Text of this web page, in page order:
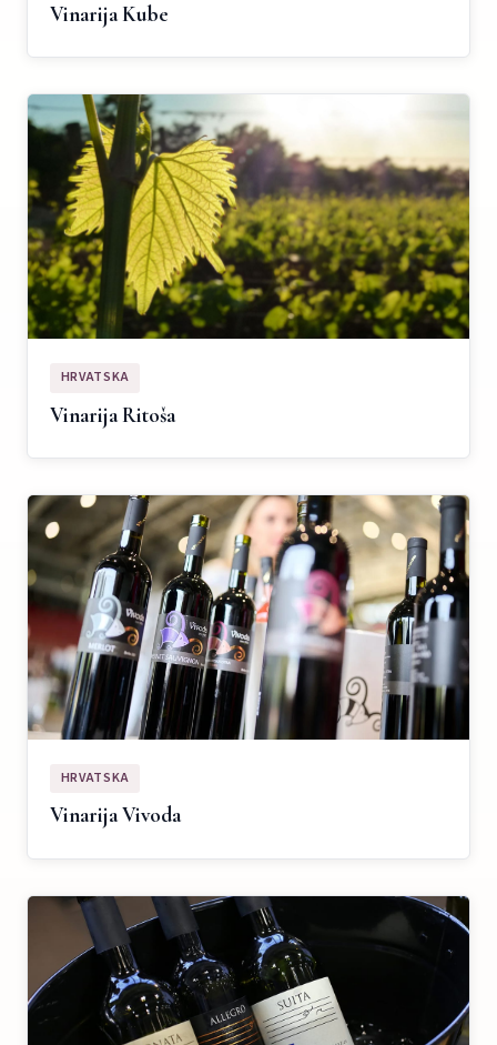
Vinarija Kube
HRVATSKA
Vinarija Ritoša
HRVATSKA
Vinarija Vivoda